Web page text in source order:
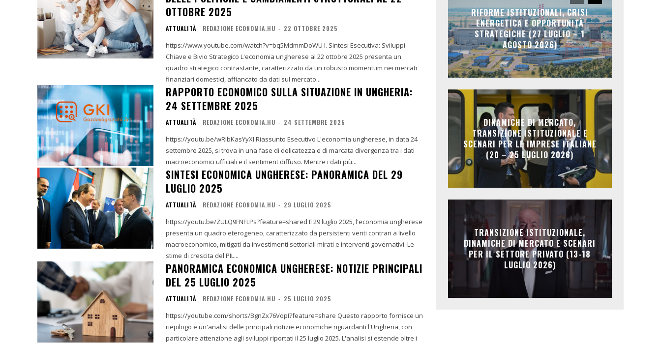
OTTOBRE 2025
ATTUALITÀ REDAZIONE ECONOMIA.HU - 22 OTTOBRE 2025
https://www.youtube.com/watch?v=bq5MdmmDoWU I. Sintesi Esecutiva: Sviluppi
Chiave e Bivio Strategico L'economia ungherese al 22 ottobre 2025 presenta un
quadro strategico contrastante, caratterizzato da un robusto momentum nei mercati
finanziari domestici, affiancato da dati sul mercato...
RAPPORTO ECONOMICO SULLA SITUAZIONE IN UNGHERIA:
24 SETTEMBRE 2025
ATTUALITÀ REDAZIONE ECONOMIA.HU - 24 SETTEMBRE 2025
https://youtu.be/wRibKasYyXI Riassunto Esecutivo L'economia ungherese, in data 24
settembre 2025, si trova in una fase di delicatezza e di marcata divergenza tra i dati
macroeconomici ufficiali e il sentiment diffuso. Mentre i dati più...
SINTESI ECONOMICA UNGHERESE: PANORAMICA DEL 29
LUGLIO 2025
ATTUALITÀ REDAZIONE ECONOMIA.HU - 29 LUGLIO 2025
https://youtu.be/ZULQ9FNFLPs?feature=shared Il 29 luglio 2025, l'economia ungherese
presenta un quadro eterogeneo, caratterizzato da persistenti venti contrari a livello
macroeconomico, mitigati da investimenti settoriali mirati e interventi governativi. Le
stime di crescita del PIL...
PANORAMICA ECONOMICA UNGHERESE: NOTIZIE PRINCIPALI
DEL 25 LUGLIO 2025
ATTUALITÀ REDAZIONE ECONOMIA.HU - 25 LUGLIO 2025
https://youtube.com/shorts/BgnZx76VopI?feature=share Questo rapporto fornisce un
riepilogo e un'analisi delle principali notizie economiche riguardanti l'Ungheria, con
particolare attenzione agli sviluppi riportati il 25 luglio 2025. L'analisi si estende oltre i
RIFORME ISTITUZIONALI, CRISI
ENERGETICA E OPPORTUNITÀ
STRATEGICHE (27 LUGLIO – 1
AGOSTO 2026)
DINAMICHE DI MERCATO,
TRANSIZIONE ISTITUZIONALE E
SCENARI PER LE IMPRESE ITALIANE
(20 – 25 LUGLIO 2026)
TRANSIZIONE ISTITUZIONALE,
DINAMICHE DI MERCATO E SCENARI
PER IL SETTORE PRIVATO (13-18
LUGLIO 2026)